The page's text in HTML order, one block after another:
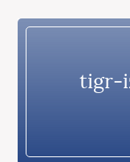
tigr-